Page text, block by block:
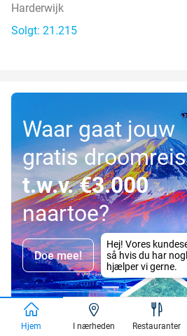
Harderwijk
Solgt: 21.215
Waar gaat jouw
gratis droomreis
t.w.v. €3.000
naartoe?
Doe mee!
Hjem I nærheden Restauranter